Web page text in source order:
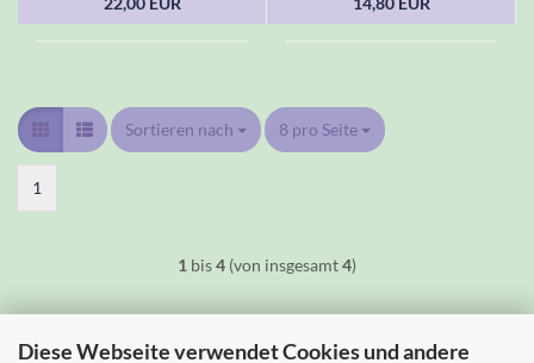
Diese Webseite verwendet Cookies und andere
Sortieren nach
Sortieren nach 8 pro Seite
pro Seite
1
1 bis4 (von insgesamt4)